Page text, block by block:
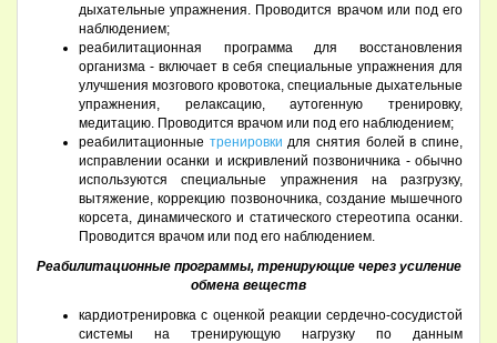
дыхательные упражнения. Проводится врачом или под его
наблюдением;
реабилитационная программа для восстановления
организма - включает в себя специальные упражнения для
улучшения мозгового кровотока, специальные дыхательные
упражнения, релаксацию, аутогенную тренировку,
медитацию. Проводится врачом или под его наблюдением;
реабилитационные тренировки для снятия болей в спине,
исправлении осанки и искривлений позвоничника - обычно
используются специальные упражнения на разгрузку,
вытяжение, коррекцию позвоночника, создание мышечного
корсета, динамического и статического стереотипа осанки.
Проводится врачом или под его наблюдением.
Реабилитационные программы, тренирующие через усиление
обмена веществ
кардиотренировка с оценкой реакции сердечно-сосудистой
системы на тренирующую нагрузку по данным